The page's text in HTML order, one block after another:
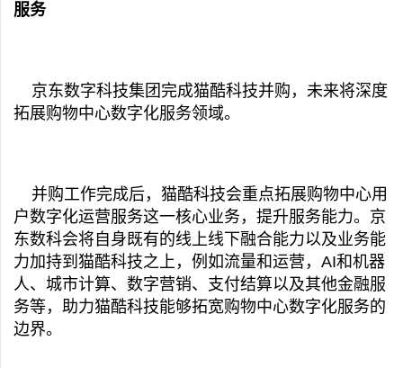
服务
京东数字科技集团完成猫酷科技并购，未来将深度
拓展购物中心数字化服务领域。
并购工作完成后，猫酷科技会重点拓展购物中心用
户数字化运营服务这一核心业务，提升服务能力。京
东数科会将自身既有的线上线下融合能力以及业务能
力加持到猫酷科技之上，例如流量和运营，AI和机器
人、城市计算、数字营销、支付结算以及其他金融服
务等，助力猫酷科技能够拓宽购物中心数字化服务的
边界。